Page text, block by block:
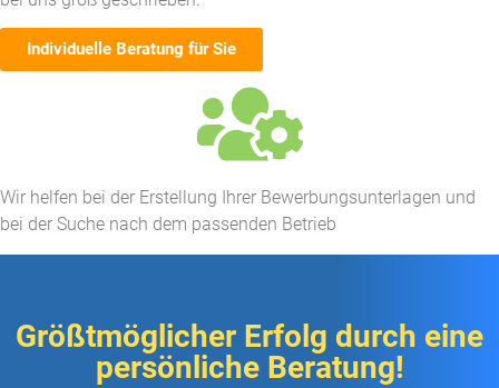
Individuelle Beratung für Sie
Wir helfen bei der Erstellung Ihrer Bewerbungsunterlagen und
bei der Suche nach dem passenden Betrieb​
Größtmöglicher Erfolg durch eine
persönliche Beratung!